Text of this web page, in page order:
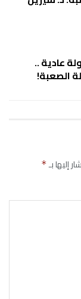
عادية ..
الصعبة!
إليها بـ*